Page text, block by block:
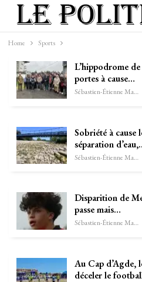
Home Sports
L’hippodrome
portes à cause…
Sébastien-Étienne Marechal
Sobriété à cause
séparation
Sébastien-Étienne Marechal
Disparition de
passe mais…
Sébastien-Étienne Marechal
Au Cap d’Agde,
déceler le